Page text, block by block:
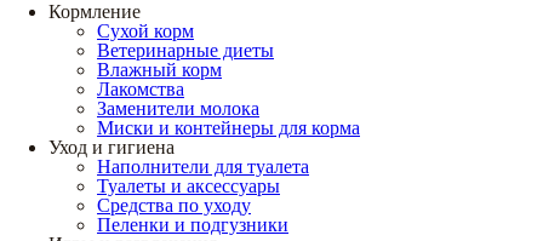
Кормление
Сухой корм
Ветеринарные диеты
Влажный корм
Лакомства
Заменители молока
Миски и контейнеры для корма
Уход и гигиена
Наполнители для туалета
Туалеты и аксессуары
Средства по уходу
Пеленки и подгузники